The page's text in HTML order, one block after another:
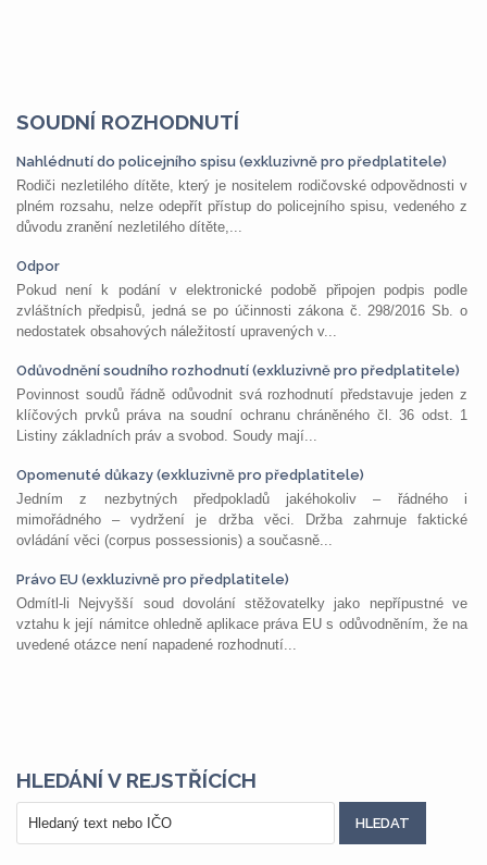
SOUDNÍ ROZHODNUTÍ
Nahlédnutí do policejního spisu (exkluzivně pro předplatitele)
Rodiči nezletilého dítěte, který je nositelem rodičovské odpovědnosti v
plném rozsahu, nelze odepřít přístup do policejního spisu, vedeného z
důvodu zranění nezletilého dítěte,...
Odpor
Pokud není k podání v elektronické podobě připojen podpis podle
zvláštních předpisů, jedná se po účinnosti zákona č. 298/2016 Sb. o
nedostatek obsahových náležitostí upravených v...
Odůvodnění soudního rozhodnutí (exkluzivně pro předplatitele)
Povinnost soudů řádně odůvodnit svá rozhodnutí představuje jeden z
klíčových prvků práva na soudní ochranu chráněného čl. 36 odst. 1
Listiny základních práv a svobod. Soudy mají...
Opomenuté důkazy (exkluzivně pro předplatitele)
Jedním z nezbytných předpokladů jakéhokoliv – řádného i
mimořádného – vydržení je držba věci. Držba zahrnuje faktické
ovládání věci (corpus possessionis) a současně...
Právo EU (exkluzivně pro předplatitele)
Odmítl-li Nejvyšší soud dovolání stěžovatelky jako nepřípustné ve
vztahu k její námitce ohledně aplikace práva EU s odůvodněním, že na
uvedené otázce není napadené rozhodnutí...
HLEDÁNÍ V REJSTŘÍCÍCH